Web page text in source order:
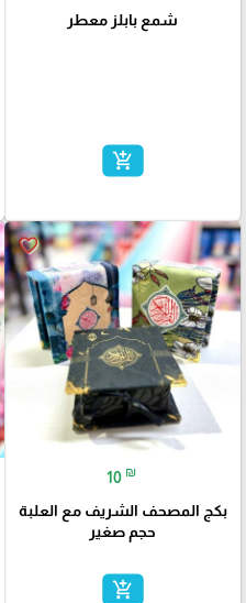
شمع بابلز معطر
add_shopping_cart
favorite_border
10 ₪
بكج المصحف الشريف مع العلبة
حجم صغير
add_shopping_cart